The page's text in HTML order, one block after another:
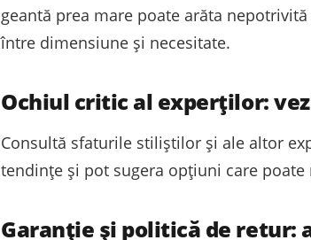
geantă prea mare poate arăta
între dimensiune și necesitate.
Ochiul critic al experților:
Consultă sfaturile stiliștilor și ale altor
tendințe și pot sugera opțiuni care
Garanție și politică de retur: